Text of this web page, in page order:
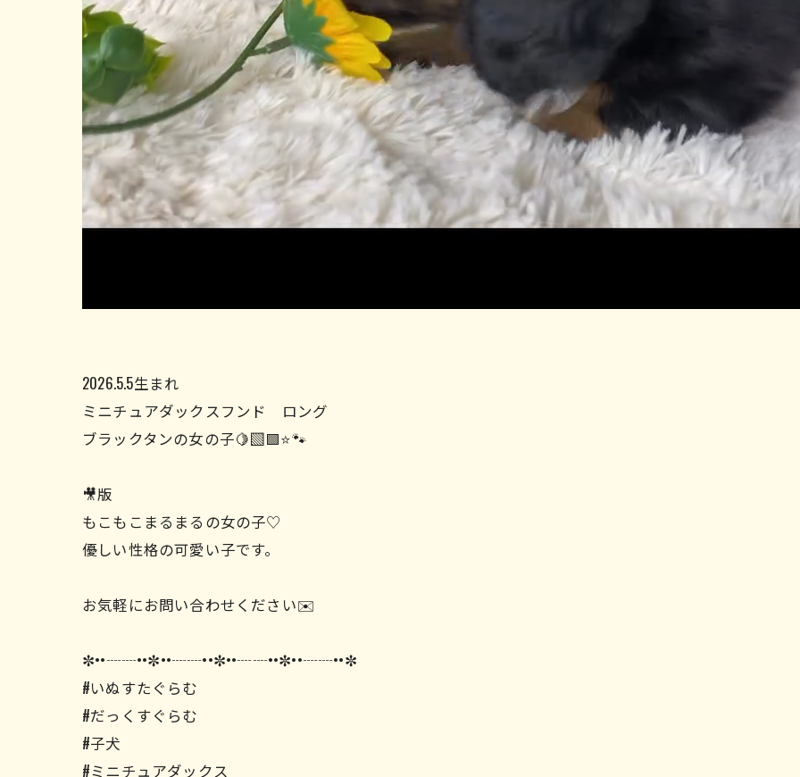
2026.5.5生まれ
ミニチュアダックスフンド ロング
ブラックタンの女の子🍋‍🟩🟩⭐️🐾
🎥版
もこもこまるまるの女の子♡
優しい性格の可愛い子です。
お気軽にお問い合わせください✉️
✼••┈┈••✼••┈┈••✼••┈┈••✼••┈┈••✼
#いぬすたぐらむ
#だっくすぐらむ
#子犬
#ミニチュアダックス